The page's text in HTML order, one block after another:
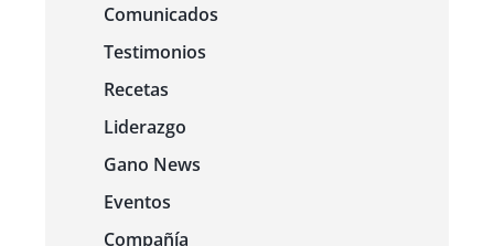
Comunicados
Testimonios
Recetas
Liderazgo
Gano News
Eventos
Compañía